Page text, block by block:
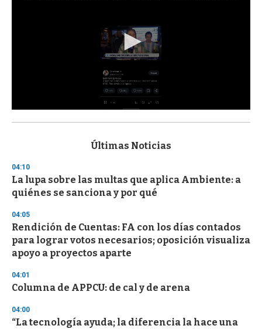
s
d
s
o
f
3
s
c
o
d
s
Últimas Noticias
04:10
La lupa sobre las multas que aplica Ambiente: a
quiénes se sanciona y por qué
04:05
Rendición de Cuentas: FA con los días contados
para lograr votos necesarios; oposición visualiza
apoyo a proyectos aparte
04:01
Columna de APPCU: de cal y de arena
04:00
“La tecnología ayuda; la diferencia la hace una